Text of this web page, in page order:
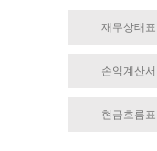
재무상태표
손익계산서
현금흐름표